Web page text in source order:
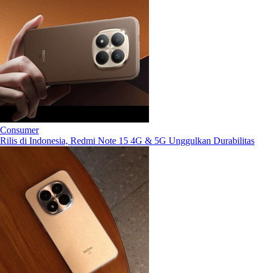
Consumer
Rilis di Indonesia, Redmi Note 15 4G & 5G Unggulkan Durabilitas